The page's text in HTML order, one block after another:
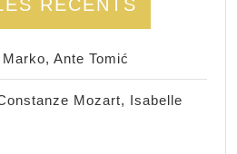
RÉCENTS
Ante Tomić
Mozart, Isabelle